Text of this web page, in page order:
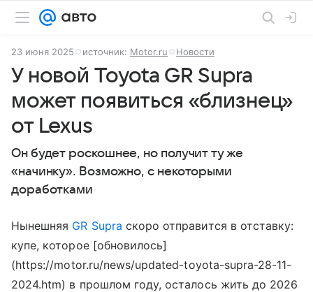
23 июня 2025 источник: Motor.ru Новости
У новой Toyota GR Supra
может появиться «близнец»
от Lexus
Он будет роскошнее, но получит ту же
«начинку». Возможно, с некоторыми
доработками
Нынешняя GR Supra скоро отправится в отставку:
купе, которое [обновилось]
(https://motor.ru/news/updated-toyota-supra-28-11-
2024.htm) в прошлом году, осталось жить до 2026